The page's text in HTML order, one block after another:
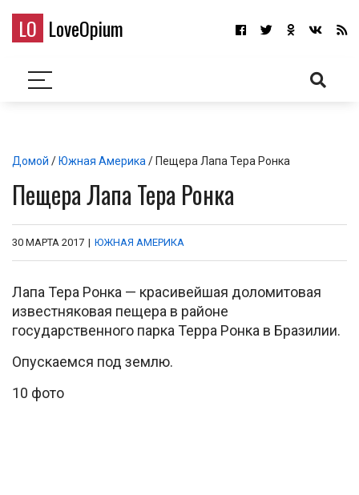
LO LoveOpium
Домой / Южная Америка / Пещера Лапа Тера Ронка
Пещера Лапа Тера Ронка
30 МАРТА 2017 | ЮЖНАЯ АМЕРИКА
Лапа Тера Ронка — красивейшая доломитовая
известняковая пещера в районе
государственного парка Терра Ронка в Бразилии.
Опускаемся под землю.
10 фото